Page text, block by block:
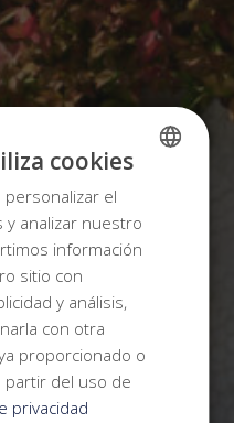
ENGLISH
cookies
personalizar el
y analizar nuestro
información
sitio con
y análisis,
con otra
proporcionado o
partir del uso de
privacidad